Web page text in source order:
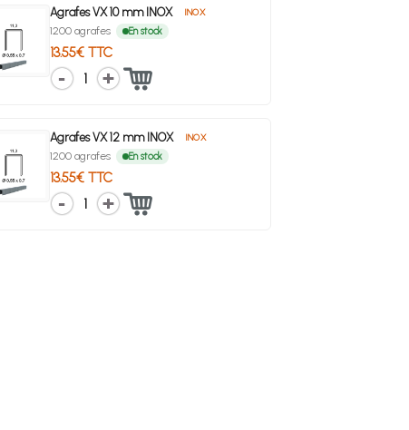
Agrafes VX 10 mm INOX INOX
1200 agrafes En stock
13.55€ TTC
1
Agrafes VX 12 mm INOX INOX
1200 agrafes En stock
13.55€ TTC
1